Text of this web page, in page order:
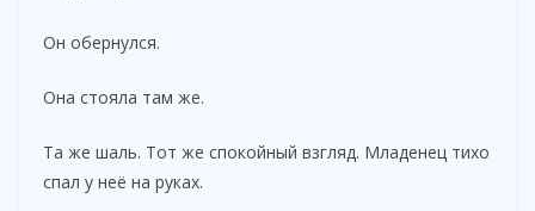
Он обернулся.
Она стояла там же.
Та же шаль. Тот же спокойный взгляд. Младенец тихо
спал у неё на руках.